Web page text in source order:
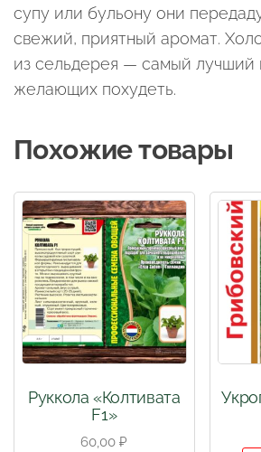
супу или бульону они
свежий, приятный аромат.
из сельдерея — самый лучший
желающих похудеть.
Похожие товары
Руккола «Колтивата
F1»
60,00₽